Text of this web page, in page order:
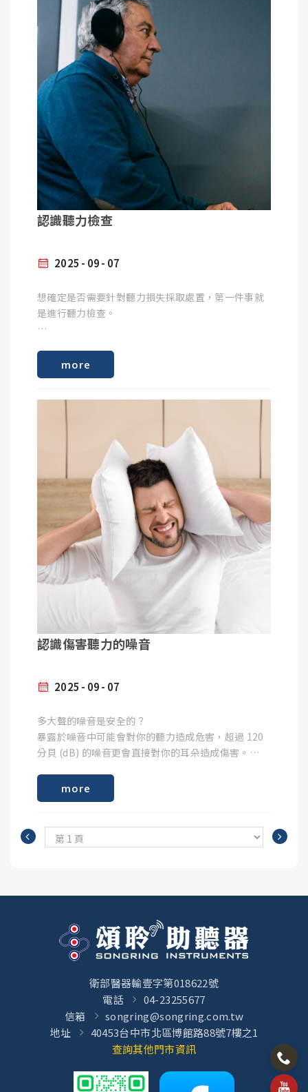
其他噪音源；並且每隔一段時間到安靜的地方休息，
讓耳朵有時間恢復。
給耳朵充足休息： 暴露於高噪音環境後，建議讓耳朵
在安靜的環境中休息 16 至 18 小時。
3. 避免不當清理耳朵
著咀嚼動作自然排出。 如果感覺耳垢過多導致聽力下
4. 預防耳部感染與外傷
避免耳朵進水： 游泳或淋浴時，若有水進入耳朵，可
將頭側向進水側，並輕壓耳屏（耳孔前的軟骨）幫助
積水流出。必要時可使用防水耳塞，或頌聆訂製游泳
正確擤鼻涕： 擤鼻涕時不要過度用力，應分次單側輕
擤，並將嘴巴微微張開，以避免壓力衝擊中耳，引發
中耳炎。
避免外力撞擊： 避免頭部或耳朵受到猛烈撞擊。
聽力退化。
控制三高： 高血壓、高血糖（糖尿病）、高血脂等心
血管疾病會影響內耳血液供應，務必遵醫囑定期服藥
均衡飲食： 多攝取富含Omega-3 脂肪酸（如深海
魚）、維生素 A、C、E、B12、鋅和鎂的食物（如深
綠色蔬菜、全穀類、堅果），這些營養素有助於保護
規律作息： 保持充足睡眠、適度運動，有助於促進血
液循環、維持身體健康。
你的耳朵需要什麼？
選配助聽器的第一步是與聽力照護專家進行初步諮
你可以：
進行聽力測試，以確定你的聽力損失類型和程度
討論你的生活方式、溝通需求和期望
根據你的需求提出建議
選擇適合的助聽器
器。
以下是一些要考慮的因素：
類型 - 助聽器有各種類型，包括接收器內置型
（RIC）、耳掛型（BTE）、耳內型（ITE）和耳道型
（ITC）等。你的聽力照護專家會解釋每種類型的優缺
功能 - 現代助聽器具有先進的功能，可幫助你在嘈雜
的環境中清晰聽到語音。它們還可以從平板電腦、電
視或手機中傳輸聲音。您可以與頌聆選配專家討論哪
些功能對你最重要。
預算 - 助聽器有不同價格。頌聆選配專家將幫助你找
到需求和預算的中間點，定制您的助聽器。
客製化你的助聽器
在選擇了合適的助聽器後，頌聆選配專家將根據你的
耳朵進行客製化，以提供最佳的聽覺體驗。這個過程
訂製的耳模或耳殼
微調和調整
一旦你將助聽器舒適地放入耳朵中，你可以在各種聽
驗，調整至最佳狀態。你也將學到如何保養和維護你
的新助聽器。
繼續你的聽力改善之旅
時間，頌聆選配專家將在整個過程中為你提供支援。
有些助聽器還可支援 App，讓你根據自己的聽覺偏好
進行即時調整。無論你使用哪種助聽器，都會需要追
蹤預約來監測你的進展並進行任何必要的調整。
助聽器如何幫助你聽得更好。
07
09
2025
認識聽力檢查
想確定是否需要針對聽力損失採取處置，第一件事就
是進行聽力檢查。
測試有不同形式
根據不同的徵狀，聽力檢查也有不同的方式 - 最常見
的兩個部分是純音測試和語言測試。
你會戴上耳機，耳機會播放不同頻率的聲音，由小聲
逐漸變大聲，一聽見聲音就按下按鈕，藉此得知不同
頻率的聽力
語言測試:
請你重複單詞或句子，以評估你聽到語音的清晰度。
若難以區分 ㄓ、ㄔ、ㄗ、ㄘ 等發音就是有聽力損失的
聽力檢查結果可能會以聽力圖的形式向你呈現。
同是很常見的。
常見問答:
Q. 什麼樣的人需要做聽力檢查 ?
A. 任何出現聽損徵兆的人都應該接受聽力測試，例如
過巨大噪音的人進行聽力測試。
A. 不會，聽力測試是完全非侵入性的，只要用耳機聽
聲音即可，完全不會痛。
more
07
09
2025
認識傷害聽力的噪音
多大聲的噪音是安全的？
暴露於噪音中可能會對你的聽力造成危害，超過 120
分貝 (dB) 的噪音更會直接對你的耳朵造成傷害。
這些等級的聲音會導致耳朵疼痛和受傷：
這些等級的聲音會在 2 到 15 分鐘內導致聽力受傷：
這些等級的聲音通常不會傷害你的聽力：
資料來源：疾病控制與預防中心 (2019)
more
衛部醫器輸壹字第018622號
電話
04-23255677
信箱
songring@songring.com.tw
地址
40453台中市北區博館路88號7樓之1
查詢其他門市資訊